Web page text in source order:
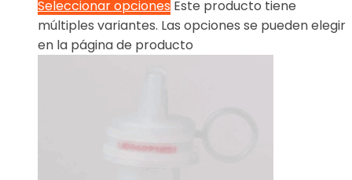
Seleccionar opciones Este producto tiene
múltiples variantes. Las opciones se pueden elegir
en la página de producto